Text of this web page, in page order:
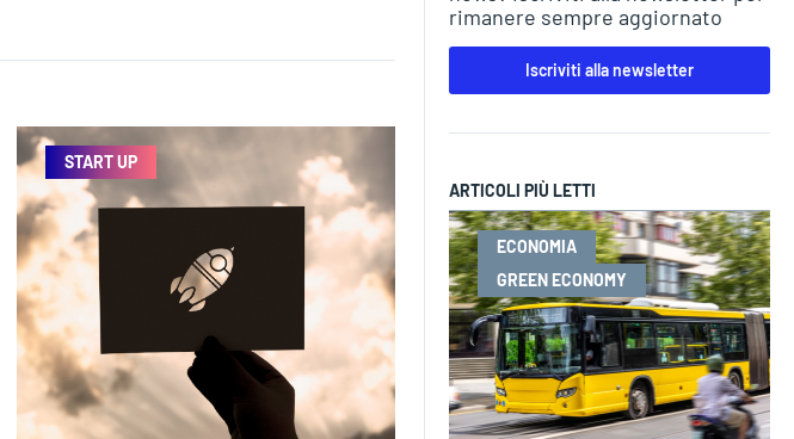
START UP
rimanere sempre aggiornato
Iscriviti alla newsletter
ARTICOLI PIÙ LETTI
ECONOMIA
GREEN ECONOMY